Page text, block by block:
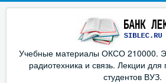
Учебные материалы ОКСО 210000.
радиотехника и связь. Лекции
студентов ВУЗ.